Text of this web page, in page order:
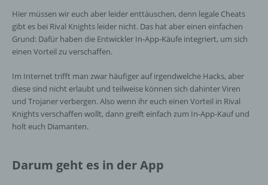
Hier müssen wir euch aber leider enttäuschen, denn legale Cheats
gibt es bei Rival Knights leider nicht. Das hat aber einen einfachen
Grund: Dafür haben die Entwickler In-App-Käufe integriert, um sich
einen Vorteil zu verschaffen.
Im Internet trifft man zwar häufiger auf irgendwelche Hacks, aber
diese sind nicht erlaubt und teilweise können sich dahinter Viren
und Trojaner verbergen. Also wenn ihr euch einen Vorteil in Rival
Knights verschaffen wollt, dann greift einfach zum In-App-Kauf und
holt euch Diamanten.
Darum geht es in der App
h) Auftragsverarbeiter
Auftragsverarbeiter ist eine natürliche oder
oder andere Stelle, die personenbezogene
Daten im Auftrag des Verantwortlichen
verarbeitet.
Empfänger ist eine natürliche oder juristische